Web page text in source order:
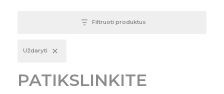
Filtruoti produktus
Uždaryti
PATIKSLINKITE